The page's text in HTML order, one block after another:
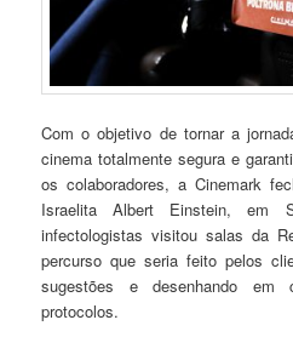
Com o objetivo de tornar a
cinema totalmente segura e
os colaboradores, a Cinemark
Israelita Albert Einstein, em
infectologistas visitou salas da
percurso que seria feito pelos
sugestões e desenhando
protocolos.